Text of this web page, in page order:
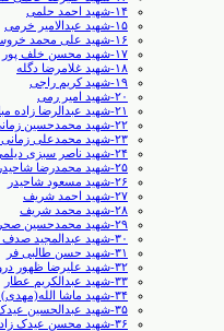
۱۴-شهید احمد حلمی
۱۵-شهید عبدالامیر خرمی
۱۶-شهید علی محمد خروسی نژاد
۱۷-شهید محسن خلف پور
۱۸-شهید غلامرضا دگله
۱۹-شهید کریم راجی
۲۰-شهید امیر رمی
۲۱-شهید عبدالرضا زاده مبارک
۲۲-شهید محمدحسین زمانی نیا
۲۳-شهید محمدعلی زمانی نیا
۲۴-شهید ناصر سبزی دیلمی
۲۵-شهید محمدرضا شاحیدر
۲۶-شهید مسعود شاحیدر
۲۷-شهید احمد شریف
۲۸-شهید محمد شریف
۲۹-شهید محمدحسین صحراگردزاده
۳۰-شهید عبدالمجید صدف ساز
۳۱-شهید حسن طالبی ‏فر
۳۲-شهید علیرضا ظهور درویش
۳۳-شهید عبدالکریم عطار
۳۴-شهید ماشا الله(مهدی) علوی
۳۵-شهید عبدالحسین عیدک زاده
۳۶-شهید محسن عیدک زاده